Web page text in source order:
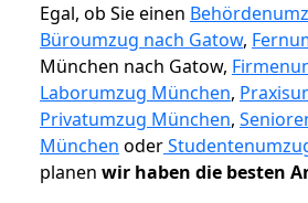
Egal, ob Sie einen
Büroumzug nach Gatow,
München nach Gatow,
Laborumzug München,
Privatumzug München,
München oder
planen wir haben die besten